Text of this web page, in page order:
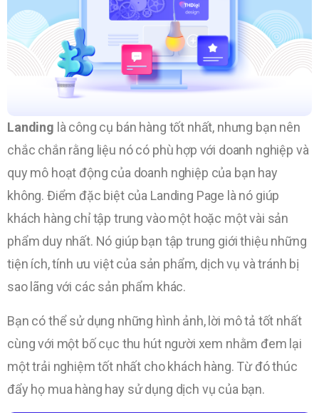
Landing là công cụ bán hàng tốt nhất, nhưng bạn nên
chắc chắn rằng liệu nó có phù hợp với doanh nghiệp và
quy mô hoạt động của doanh nghiệp của bạn hay
không. Điểm đặc biệt của Landing Page là nó giúp
khách hàng chỉ tập trung vào một hoặc một vài sản
phẩm duy nhất. Nó giúp bạn tập trung giới thiệu những
tiện ích, tính ưu việt của sản phẩm, dịch vụ và tránh bị
sao lãng với các sản phẩm khác.
Bạn có thể sử dụng những hình ảnh, lời mô tả tốt nhất
cùng với một bố cục thu hút người xem nhằm đem lại
một trải nghiệm tốt nhất cho khách hàng. Từ đó thúc
đẩy họ mua hàng hay sử dụng dịch vụ của bạn.